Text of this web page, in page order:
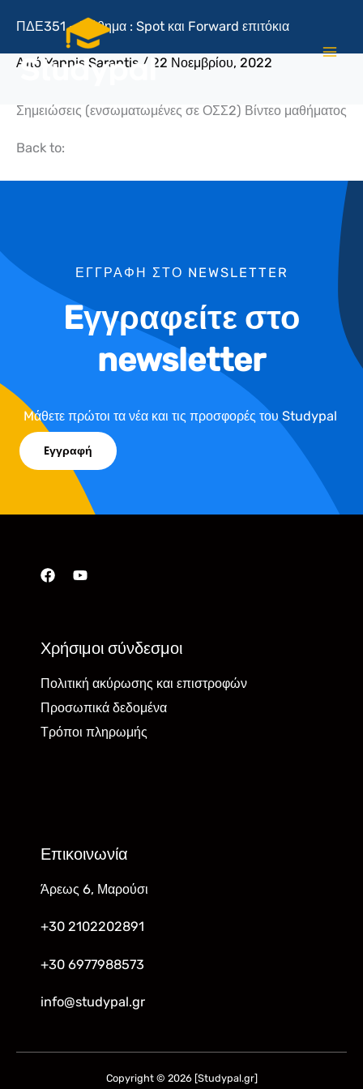
στο
περιεχόμενο
ΠΔΕ351 – Μάθημα : Spot και Forward επιτόκια
Από Yannis Sarantis / 22 Νοεμβρίου, 2022
Σημειώσεις (ενσωματωμένες σε ΟΣΣ2) Βίντεο μαθήματος
Back to:
ΕΓΓΡΑΦΗ ΣΤΟ NEWSLETTER
Eγγραφείτε στο
newsletter
Mάθετε πρώτοι τα νέα και τις προσφορές του Studypal
Eγγραφή
Χρήσιμοι σύνδεσμοι
Πολιτική ακύρωσης και επιστροφών
Προσωπικά δεδομένα
Τρόποι πληρωμής
Επικοινωνία
Άρεως 6, Μαρούσι
+30 2102202891
+30 6977988573
info@studypal.gr
Copyright © 2026 [Studypal.gr]